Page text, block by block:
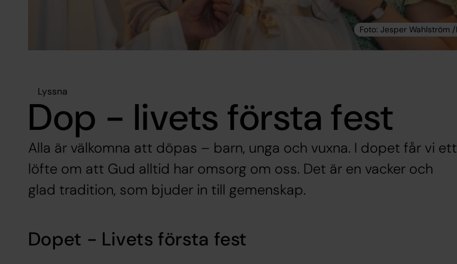
Lyssna
Dop - livets första fest
Alla är välkomna att döpas – barn, unga och vuxna. I dopet får vi ett
löfte om att Gud alltid har omsorg om oss. Det är en vacker och
glad tradition, som bjuder in till gemenskap.
Dopet - Livets första fest